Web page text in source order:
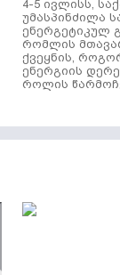
4-5 ივლისს,
უმასპინძილა
ენერგეტიკულ
რომლის
ქვეყნის,
ენერგიის
როლის